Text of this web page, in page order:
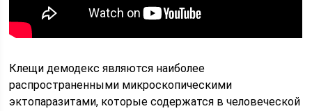
Клещи демодекс являются наиболее
распространенными микроскопическими
эктопаразитами, которые содержатся в человеческой